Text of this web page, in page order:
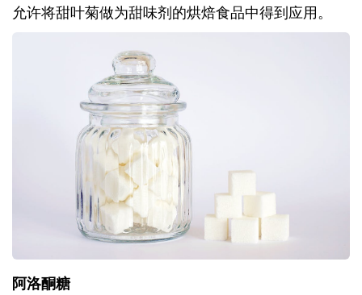
允许将甜叶菊做为甜味剂的烘焙食品中得到应用。
阿洛酮糖